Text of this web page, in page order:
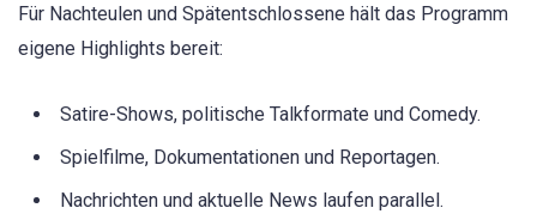
Für Nachteulen und Spätentschlossene hält das Programm
eigene Highlights bereit:
Satire-Shows, politische Talkformate und Comedy.
Spielfilme, Dokumentationen und Reportagen.
Nachrichten und aktuelle News laufen parallel.